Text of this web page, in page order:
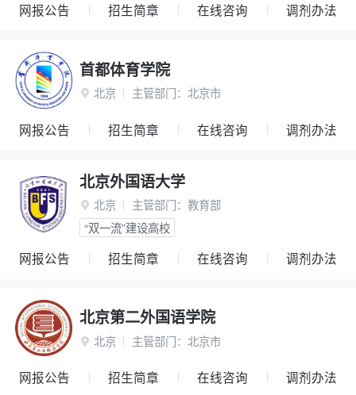
网报公告 招生简章 在线咨询 调剂办法
首都体育学院
 北京 主管部门： 北京市
网报公告 招生简章 在线咨询 调剂办法
北京外国语大学
 北京 主管部门： 教育部
“双一流”建设高校
网报公告 招生简章 在线咨询 调剂办法
北京第二外国语学院
 北京 主管部门： 北京市
网报公告 招生简章 在线咨询 调剂办法